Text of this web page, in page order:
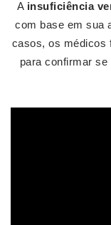
A insuficiência
com base em sua
casos, os médicos
para confirmar